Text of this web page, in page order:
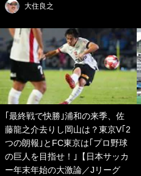
大住良之
｢最終戦で快勝｣浦和の来季、佐
藤龍之介去りし岡山は？東京V｢2
つの朗報｣とFC東京は｢プロ野球
の巨人を目指せ！｣【日本サッカ
ー年末年始の大激論／Jリーグ